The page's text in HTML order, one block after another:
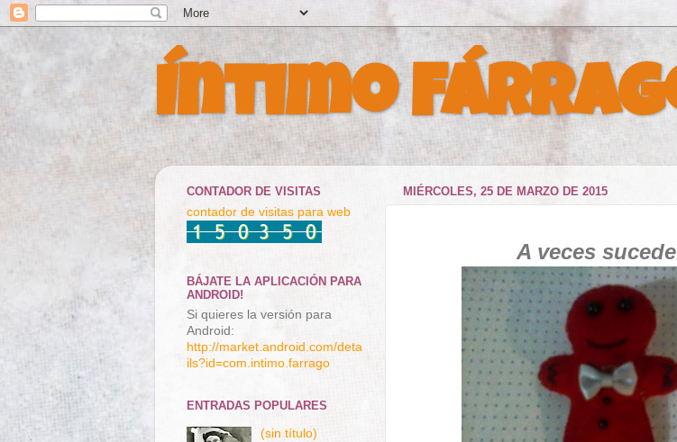
Íntimo
MIÉRCOLES, 25 DE MARZO DE 2015
A veces
CONTADOR DE VISITAS
contador de visitas para web
BÁJATE LA APLICACIÓN PARA
ANDROID!
Si quieres la versión para
Android:
http://market.android.com/deta
ils?id=com.intimo.farrago
ENTRADAS POPULARES
(sin título)